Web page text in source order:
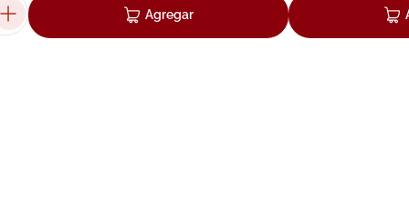
Agregar